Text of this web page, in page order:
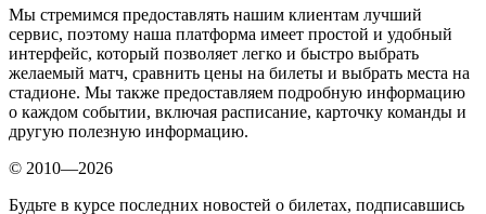
Мы стремимся предоставлять нашим клиентам лучший
сервис, поэтому наша платформа имеет простой и удобный
интерфейс, который позволяет легко и быстро выбрать
желаемый матч, сравнить цены на билеты и выбрать места на
стадионе. Мы также предоставляем подробную информацию
о каждом событии, включая расписание, карточку команды и
другую полезную информацию.
© 2010—2026
Будьте в курсе последних новостей о билетах, подписавшись